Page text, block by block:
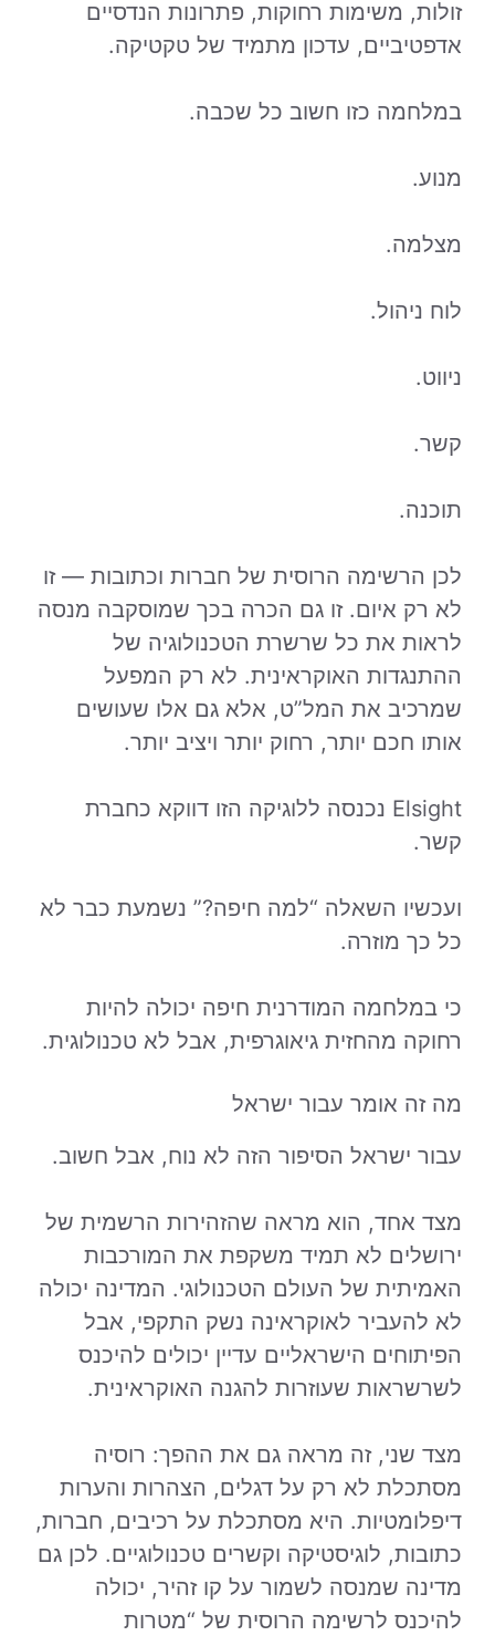
זולות, משימות רחוקות, פתרונות הנדסיים
אדפטיביים, עדכון מתמיד של טקטיקה.
במלחמה כזו חשוב כל שכבה.
מנוע.
מצלמה.
לוח ניהול.
ניווט.
קשר.
תוכנה.
לכן הרשימה הרוסית של חברות וכתובות — זו
לא רק איום. זו גם הכרה בכך שמוסקבה מנסה
לראות את כל שרשרת הטכנולוגיה של
ההתנגדות האוקראינית. לא רק המפעל
שמרכיב את המל”ט, אלא גם אלו שעושים
אותו חכם יותר, רחוק יותר ויציב יותר.
Elsight נכנסה ללוגיקה הזו דווקא כחברת
קשר.
ועכשיו השאלה “למה חיפה?” נשמעת כבר לא
כל כך מוזרה.
כי במלחמה המודרנית חיפה יכולה להיות
רחוקה מהחזית גיאוגרפית, אבל לא טכנולוגית.
מה זה אומר עבור ישראל
עבור ישראל הסיפור הזה לא נוח, אבל חשוב.
מצד אחד, הוא מראה שהזהירות הרשמית של
ירושלים לא תמיד משקפת את המורכבות
האמיתית של העולם הטכנולוגי. המדינה יכולה
לא להעביר לאוקראינה נשק התקפי, אבל
הפיתוחים הישראליים עדיין יכולים להיכנס
לשרשראות שעוזרות להגנה האוקראינית.
מצד שני, זה מראה גם את ההפך: רוסיה
מסתכלת לא רק על דגלים, הצהרות והערות
דיפלומטיות. היא מסתכלת על רכיבים, חברות,
כתובות, לוגיסטיקה וקשרים טכנולוגיים. לכן גם
מדינה שמנסה לשמור על קו זהיר, יכולה
להיכנס לרשימה הרוסית של “מטרות